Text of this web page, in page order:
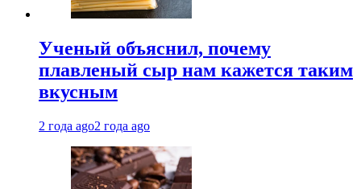
Ученый объяснил, почему
плавленый сыр нам кажется таким
вкусным
2 года ago2 года ago